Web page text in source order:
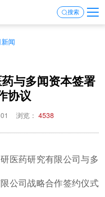
搜索
闻
药与多闻资本签署
协议
浏览： 4538
医药研究有限公司与多
公司战略合作签约仪式